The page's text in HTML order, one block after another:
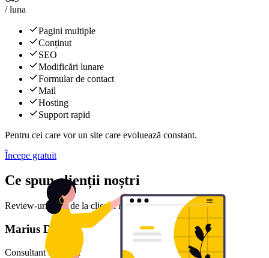
/ luna
Pagini multiple
Conținut
SEO
Modificări lunare
Formular de contact
Mail
Hosting
Support rapid
Pentru cei care vor un site care evoluează constant.
Începe gratuit
Ce spun clienții noștri
Review-uri reale de la clienții noștri mulțumiți
Marius D.
Consultant financiar